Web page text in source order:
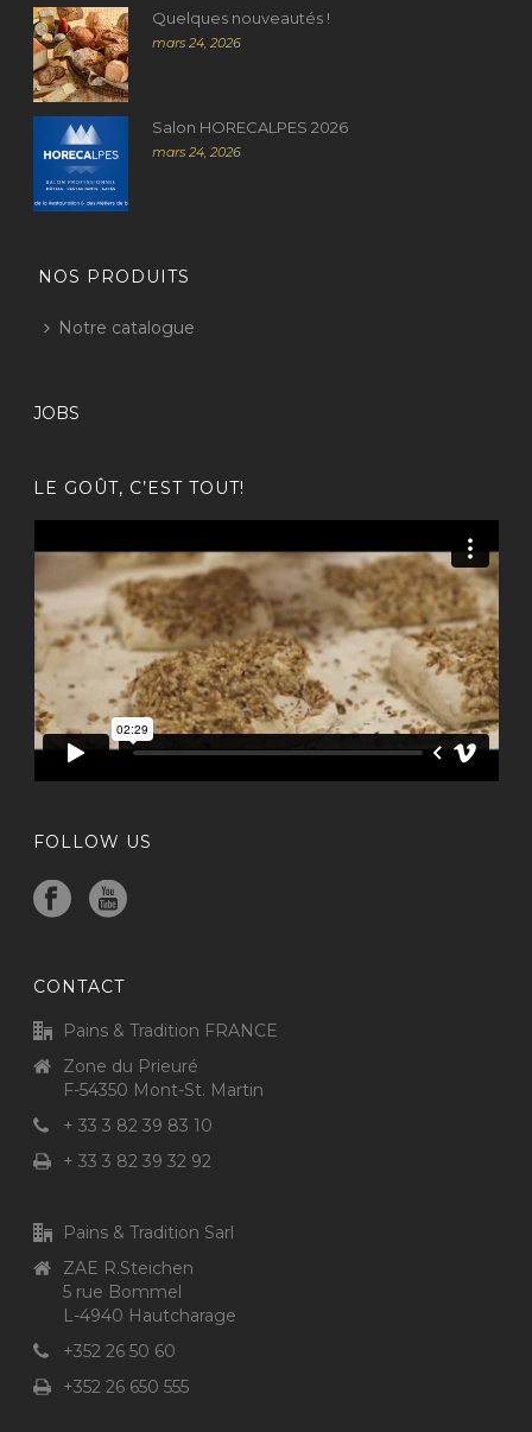
Quelques nouveautés !
mars 24, 2026
Salon HORECALPES 2026
mars 24, 2026
NOS PRODUITS
Notre catalogue
JOBS
LE GOÛT, C’EST TOUT!
FOLLOW US
CONTACT
Pains & Tradition FRANCE
Zone du Prieuré
F-54350 Mont-St. Martin
+ 33 3 82 39 83 10
+ 33 3 82 39 32 92
Pains & Tradition Sarl
ZAE R.Steichen
5 rue Bommel
L-4940 Hautcharage
+352 26 50 60
+352 26 650 555